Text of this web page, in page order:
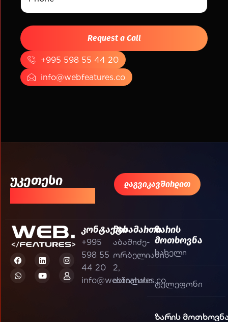
+995 598 55 44 20
info@webfeatures.co
უკეთესი
დაგვიკავშირდით
კონტაქტი
+995
598 55
44 20
info@webfeatures.co
მისამართი
აბაშიძე-
ორბელიანის
2,
თბილისი
ზარის
მოთხოვნა